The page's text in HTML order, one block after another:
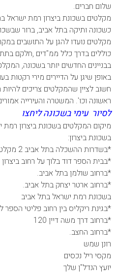
שלום חברים.
מקלטים בשכונת ביצרון רמת ישראל
כשכונה ותיקה בתל אביב, ברור
מקלטים נועדו להגן על התושבים
כוללים בדרך כלל ממ"דים ,חלקם
בבניינים החדשים יותר בשכונה,
באופן שיגן על הדיירים מירי רקטות
חשוב לציין שהמקלטים צריכים
ראשונה וכו'. המשטרה והעירייה
לסיור עימי בשכונה ליחצו
מיקום המקלטים בשכונת ביצרון רמת
בשכונת ביצרון:
*בשדרות ההשכלה בתל אביב 2 מקלטים.
*בבית הספר דוד בלוך על רחוב ביצרון
*ברחוב שולמן בתל אביב.
*ברחוב ארטר יצחק בתל אביב.
בשכונת רמת ישראל בתל אביב
*בגינת ריקליס בין רחוב פליטי
*ברחוב דרך משה דיין 120
*ברחוב החצב.
רונן שמש
מקסי ריל נכסים
יועץ הנדל"ן שלך